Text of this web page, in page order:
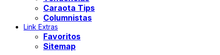
Caraota Tips
Columnistas
Link Extras
Favoritos
Sitemap